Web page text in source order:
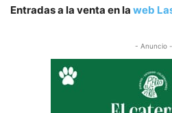
Entradas a la venta en la web
- Anuncio -